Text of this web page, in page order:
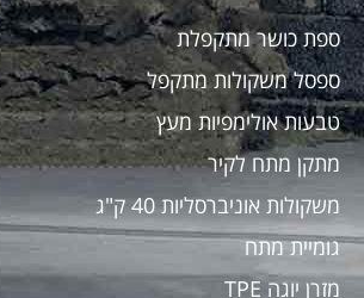
ספת כושר מתקפלת
ספסל משקולות מתקפל
טבעות אולימפיות מעץ
מתקן מתח לקיר
משקולות אוניברסליות 40 ק"ג
גומיית מתח
מזרן יוגה TPE